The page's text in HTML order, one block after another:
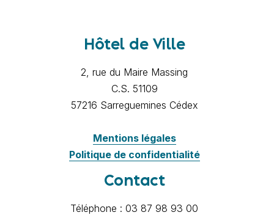
Hôtel de Ville
2, rue du Maire Massing
C.S. 51109
57216 Sarreguemines Cédex
Mentions légales
Politique de confidentialité
Contact
Téléphone : 03 87 98 93 00